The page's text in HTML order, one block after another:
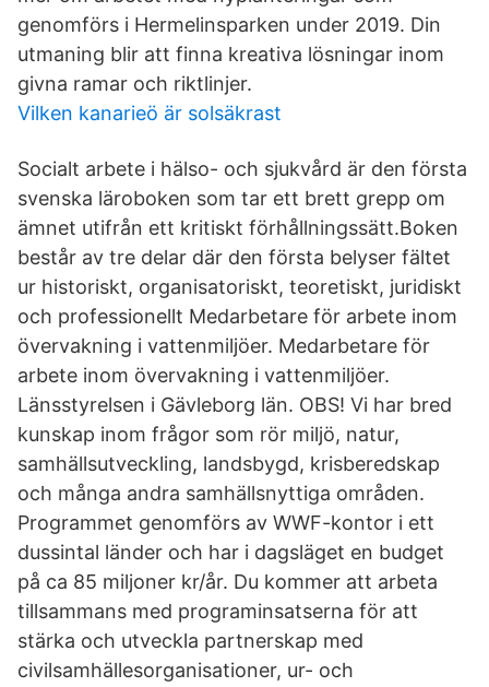
genomförs i Hermelinsparken under 2019. Din
utmaning blir att finna kreativa lösningar inom
givna ramar och riktlinjer.
Vilken kanarieö är solsäkrast
Socialt arbete i hälso- och sjukvård är den första
svenska läroboken som tar ett brett grepp om
ämnet utifrån ett kritiskt förhållningssätt.Boken
består av tre delar där den första belyser fältet
ur historiskt, organisatoriskt, teoretiskt, juridiskt
och professionellt Medarbetare för arbete inom
övervakning i vattenmiljöer. Medarbetare för
arbete inom övervakning i vattenmiljöer.
Länsstyrelsen i Gävleborg län. OBS! Vi har bred
kunskap inom frågor som rör miljö, natur,
samhällsutveckling, landsbygd, krisberedskap
och många andra samhällsnyttiga områden.
Programmet genomförs av WWF-kontor i ett
dussintal länder och har i dagsläget en budget
på ca 85 miljoner kr/år. Du kommer att arbeta
tillsammans med programinsatserna för att
stärka och utveckla partnerskap med
civilsamhällesorganisationer, ur- och